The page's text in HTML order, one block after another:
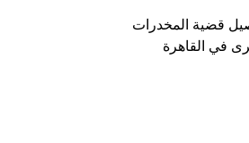
قضية المخدرات
في القاهرة